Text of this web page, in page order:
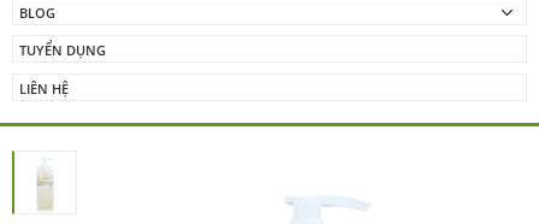
BLOG
TUYỂN DỤNG
LIÊN HỆ